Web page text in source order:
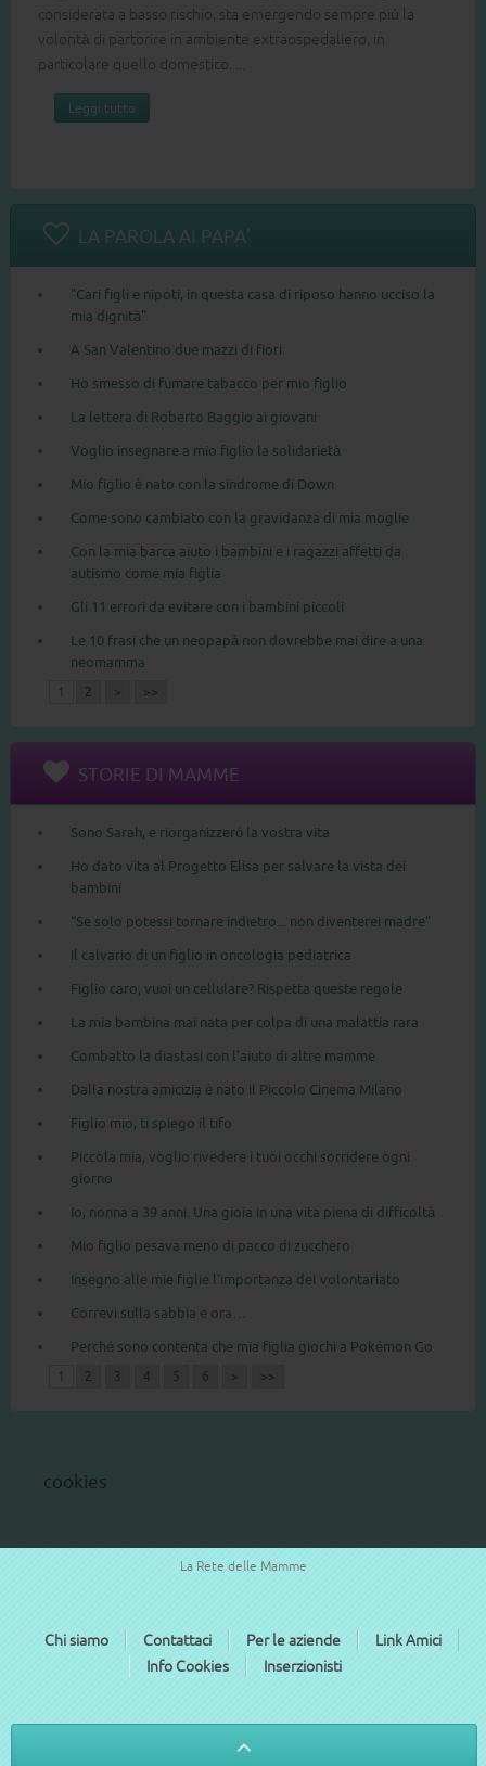
considerata a basso rischio, sta emergendo sempre più la
volontà di partorire in ambiente extraospedaliero, in
particolare quello domestico. ...
Leggi tutto
LA PAROLA AI PAPA'
"Cari figli e nipoti, in questa casa di riposo hanno ucciso la
mia dignità"
A San Valentino due mazzi di fiori
Ho smesso di fumare tabacco per mio figlio
La lettera di Roberto Baggio ai giovani
Voglio insegnare a mio figlio la solidarietà
Mio figlio è nato con la sindrome di Down
Come sono cambiato con la gravidanza di mia moglie
Con la mia barca aiuto i bambini e i ragazzi affetti da
autismo come mia figlia
Gli 11 errori da evitare con i bambini piccoli
Le 10 frasi che un neopapà non dovrebbe mai dire a una
neomamma
1 2 > >>
STORIE DI MAMME
Sono Sarah, e riorganizzerò la vostra vita
Ho dato vita al Progetto Elisa per salvare la vista dei
bambini
“Se solo potessi tornare indietro... non diventerei madre”
Il calvario di un figlio in oncologia pediatrica
Figlio caro, vuoi un cellulare? Rispetta queste regole
La mia bambina mai nata per colpa di una malattia rara
Combatto la diastasi con l’aiuto di altre mamme
Dalla nostra amicizia è nato il Piccolo Cinema Milano
Figlio mio, ti spiego il tifo
Piccola mia, voglio rivedere i tuoi occhi sorridere ogni
giorno
Io, nonna a 39 anni. Una gioia in una vita piena di difficoltà
Mio figlio pesava meno di pacco di zucchero
Insegno alle mie figlie l’importanza del volontariato
Correvi sulla sabbia e ora…
Perché sono contenta che mia figlia giochi a Pokémon Go
1 2 3 4 5 6 > >>
cookies
La Rete delle Mamme
Chi siamo Contattaci Per le aziende
Link Amici
Info Cookies
Inserzionisti